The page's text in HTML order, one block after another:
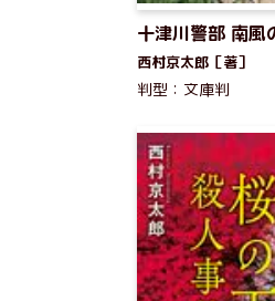
十津川警部 南風
西村京太郎［著］
判型：文庫判